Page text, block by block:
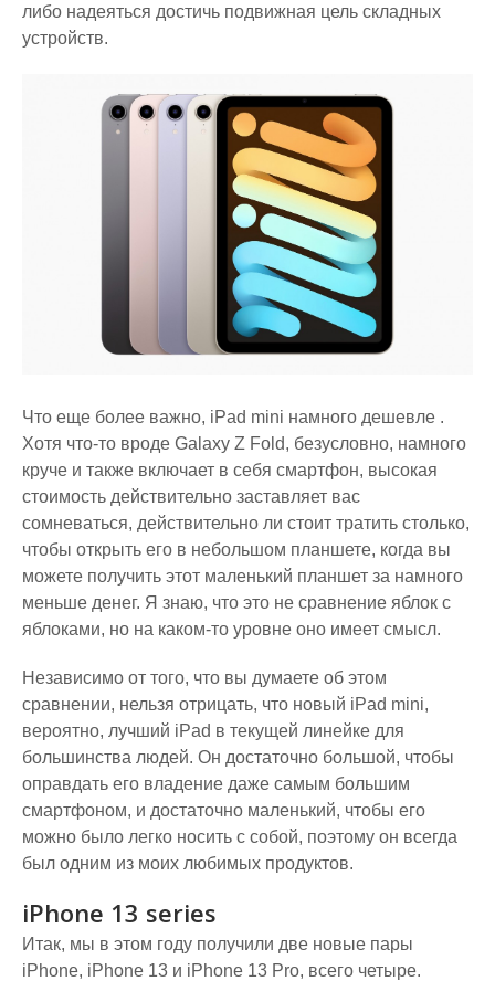
либо надеяться достичь подвижная цель складных
устройств.
Что еще более важно, iPad mini намного дешевле .
Хотя что-то вроде Galaxy Z Fold, безусловно, намного
круче и также включает в себя смартфон, высокая
стоимость действительно заставляет вас
сомневаться, действительно ли стоит тратить столько,
чтобы открыть его в небольшом планшете, когда вы
можете получить этот маленький планшет за намного
меньше денег. Я знаю, что это не сравнение яблок с
яблоками, но на каком-то уровне оно имеет смысл.
Независимо от того, что вы думаете об этом
сравнении, нельзя отрицать, что новый iPad mini,
вероятно, лучший iPad в текущей линейке для
большинства людей. Он достаточно большой, чтобы
оправдать его владение даже самым большим
смартфоном, и достаточно маленький, чтобы его
можно было легко носить с собой, поэтому он всегда
был одним из моих любимых продуктов.
iPhone 13 series
Итак, мы в этом году получили две новые пары
iPhone, iPhone 13 и iPhone 13 Pro, всего четыре.